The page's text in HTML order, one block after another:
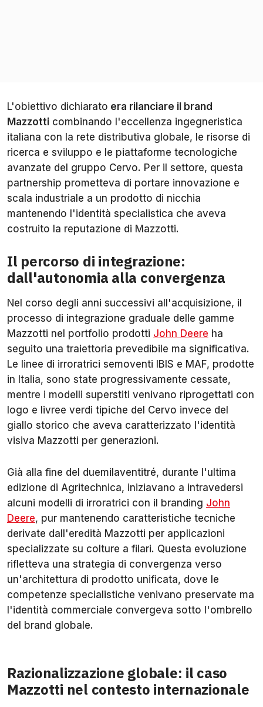
L'obiettivo dichiarato era rilanciare il brand
Mazzotti combinando l'eccellenza ingegneristica
italiana con la rete distributiva globale, le risorse di
ricerca e sviluppo e le piattaforme tecnologiche
avanzate del gruppo Cervo. Per il settore, questa
partnership prometteva di portare innovazione e
scala industriale a un prodotto di nicchia
mantenendo l'identità specialistica che aveva
costruito la reputazione di Mazzotti.
Il percorso di integrazione:
dall'autonomia alla convergenza
Nel corso degli anni successivi all'acquisizione, il
processo di integrazione graduale delle gamme
Mazzotti nel portfolio prodotti John Deere ha
seguito una traiettoria prevedibile ma significativa.
Le linee di irroratrici semoventi IBIS e MAF, prodotte
in Italia, sono state progressivamente cessate,
mentre i modelli superstiti venivano riprogettati con
logo e livree verdi tipiche del Cervo invece del
giallo storico che aveva caratterizzato l'identità
visiva Mazzotti per generazioni.
Già alla fine del duemilaventitré, durante l'ultima
edizione di Agritechnica, iniziavano a intravedersi
alcuni modelli di irroratrici con il branding John
Deere, pur mantenendo caratteristiche tecniche
derivate dall'eredità Mazzotti per applicazioni
specializzate su colture a filari. Questa evoluzione
rifletteva una strategia di convergenza verso
un'architettura di prodotto unificata, dove le
competenze specialistiche venivano preservate ma
l'identità commerciale convergeva sotto l'ombrello
del brand globale.
Razionalizzazione globale: il caso
Mazzotti nel contesto internazionale